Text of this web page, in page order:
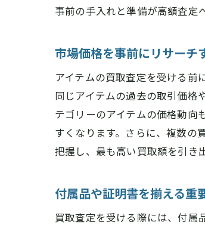
事前の手入れと準備が高額査定
市場価格を事前にリサーチ
アイテムの買取査定を受ける前
同じアイテムの過去の取引価格
テゴリーのアイテムの価格動向
すくなります。さらに、複数の
把握し、最も高い買取額を引き
付属品や証明書を揃える重
買取査定を受ける際には、付属